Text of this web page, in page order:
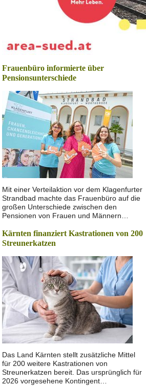
Frauenbüro informierte über
Pensionsunterschiede
Mit einer Verteilaktion vor dem Klagenfurter
Strandbad machte das Frauenbüro auf die
großen Unterschiede zwischen den
Pensionen von Frauen und Männern…
Kärnten finanziert Kastrationen von 200
Streunerkatzen
Das Land Kärnten stellt zusätzliche Mittel
für 200 weitere Kastrationen von
Streunerkatzen bereit. Das ursprünglich für
2026 vorgesehene Kontingent…